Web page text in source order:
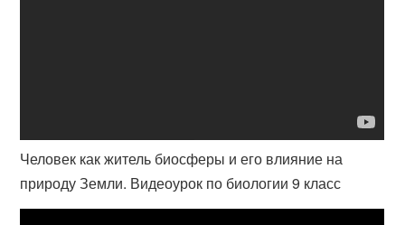
Человек как житель биосферы и его влияние на
природу Земли. Видеоурок по биологии 9 класс